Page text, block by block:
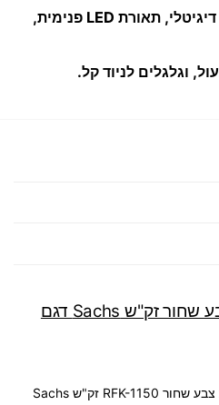
המקרר מצויד במסך תצוגה דיגיטלי, תאורת LED פנימית,
וגלגלים לניוד קל.
מקרר משקאות ויטרינה צבע שחור זק"ש Sachs דגם